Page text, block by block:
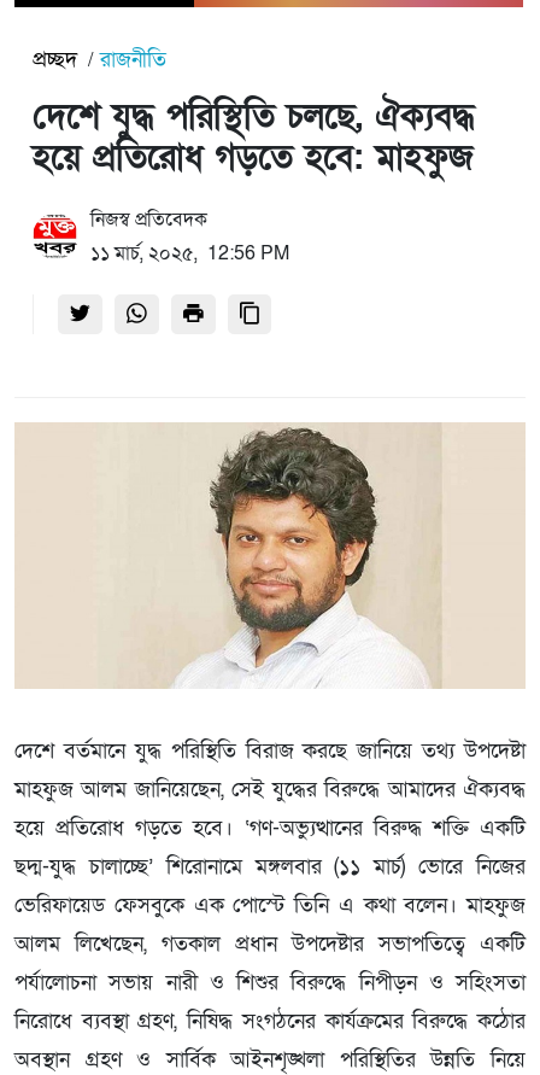
প্রচ্ছদ রাজনীতি
দেশে যুদ্ধ পরিস্থিতি চলছে, ঐক্যবদ্ধ
হয়ে প্রতিরোধ গড়তে হবে: মাহফুজ
নিজস্ব প্রতিবেদক
১১ মার্চ, ২০২৫, 12:56 PM
দেশে বর্তমানে যুদ্ধ পরিস্থিতি বিরাজ করছে জানিয়ে তথ্য উপদেষ্টা
মাহফুজ আলম জানিয়েছেন, সেই যুদ্ধের বিরুদ্ধে আমাদের ঐক্যবদ্ধ
হয়ে প্রতিরোধ গড়তে হবে। ‘গণ-অভ্যুত্থানের বিরুদ্ধ শক্তি একটি
ছদ্ম-যুদ্ধ চালাচ্ছে’ শিরোনামে মঙ্গলবার (১১ মার্চ) ভোরে নিজের
ভেরিফায়েড ফেসবুকে এক পোস্টে তিনি এ কথা বলেন। মাহফুজ
আলম লিখেছেন, গতকাল প্রধান উপদেষ্টার সভাপতিত্বে একটি
পর্যালোচনা সভায় নারী ও শিশুর বিরুদ্ধে নিপীড়ন ও সহিংসতা
নিরোধে ব্যবস্থা গ্রহণ, নিষিদ্ধ সংগঠনের কার্যক্রমের বিরুদ্ধে কঠোর
অবস্থান গ্রহণ ও সার্বিক আইনশৃঙ্খলা পরিস্থিতির উন্নতি নিয়ে